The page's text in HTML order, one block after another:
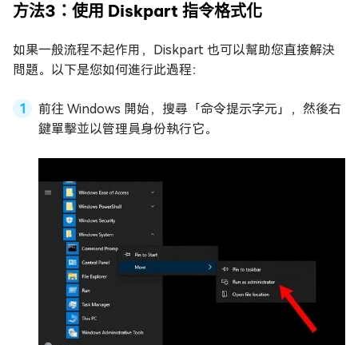
方法3：使用 Diskpart 指令格式化
如果一般流程不起作用，Diskpart 也可以幫助您直接解決
問題。以下是您如何進行此過程：
前往 Windows 開始，搜尋「命令提示字元」，然後右
鍵單擊並以管理員身份執行它。